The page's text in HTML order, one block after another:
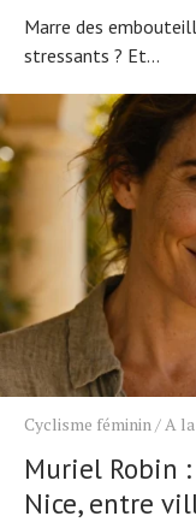
Marre des
stressants ? Et...
Cyclisme féminin/A
Muriel Robin
Nice, entre